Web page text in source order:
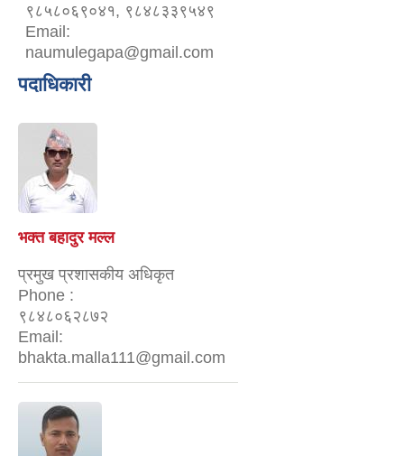
९८५८०६९०४१, ९८४८३३९५४९
Email:
naumulegapa@gmail.com
पदाधिकारी
भक्त बहादुर मल्ल
प्रमुख प्रशासकीय अधिकृत
Phone :
९८४८०६२८७२
Email:
bhakta.malla111@gmail.com